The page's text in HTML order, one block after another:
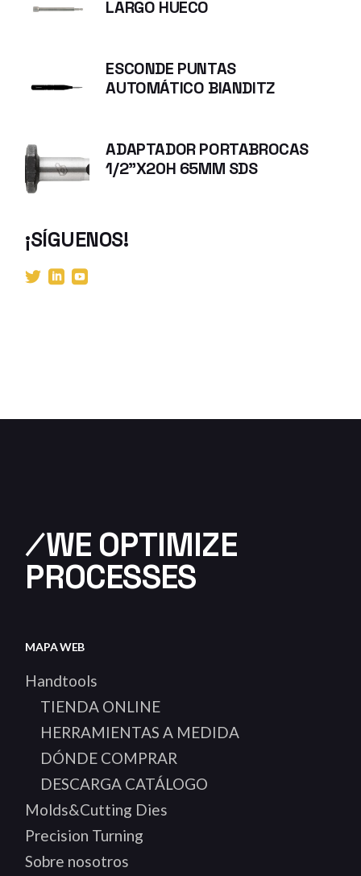
LARGO HUECO
ESCONDE PUNTAS
AUTOMÁTICO BIANDITZ
ADAPTADOR PORTABROCAS
1/2"X20H 65MM SDS
¡SÍGUENOS!
⁄WE OPTIMIZE
PROCESSES
MAPA WEB
Handtools
TIENDA ONLINE
HERRAMIENTAS A MEDIDA
DÓNDE COMPRAR
DESCARGA CATÁLOGO
Molds&Cutting Dies
Precision Turning
Sobre nosotros